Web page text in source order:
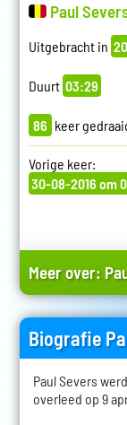
Paul
Uitgebracht in
Duurt 03:29
86 keer
Vorige keer:
30-08-2016 om
Meer over:
Biografie
Paul Severs
overleed op 9